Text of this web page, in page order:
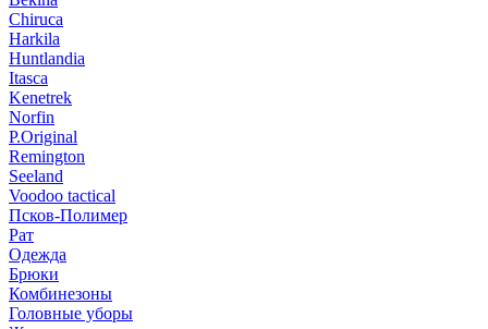
Chiruсa
Harkila
Huntlandia
Itasca
Kenetrek
Norfin
P.Original
Remington
Seeland
Voodoo tactical
Псков-Полимер
Рат
Одежда
Брюки
Комбинезоны
Головные уборы